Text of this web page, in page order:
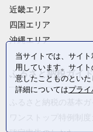
近畿エリア
四国エリア
沖縄エリア
ふるさと納税ガイド
ふるさと納税の基本
ワンストップ特例制度
当サイトでは、サイ
用しています。サイ
意したことものといた
詳細についてはプラ